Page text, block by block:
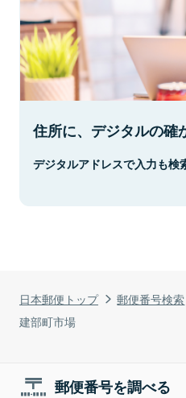
日本郵便トップ 郵便番号検索
建部町市場
住所に、デジタルの確
デジタルアドレスで入力も検
郵便番号を調べる